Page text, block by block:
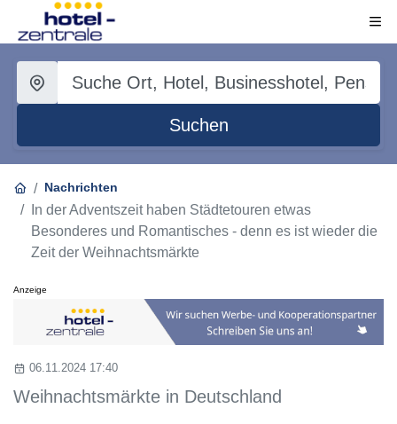
Suchen
Nachrichten
In der Adventszeit haben Städtetouren etwas
Besonderes und Romantisches - denn es ist wieder die
Zeit der Weihnachtsmärkte
Anzeige
06.11.2024 17:40
Weihnachtsmärkte in Deutschland